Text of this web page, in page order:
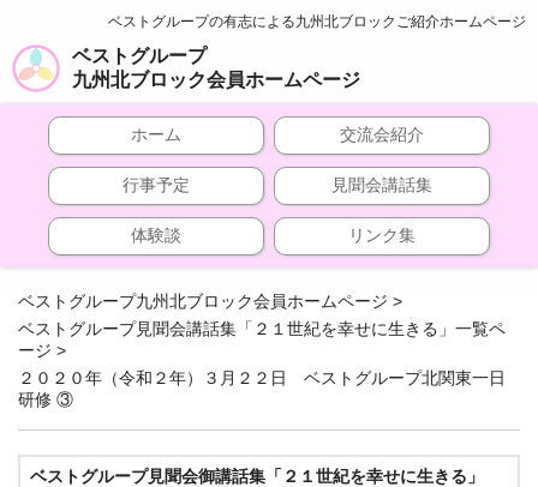
ベストグループの有志による九州北ブロックご紹介ホームページ
ベストグループ
九州北ブロック会員ホームページ
ホーム 交流会紹介
行事予定 見聞会講話集
体験談 リンク集
ベストグループ九州北ブロック会員ホームページ >
ベストグループ見聞会講話集「２１世紀を幸せに生きる」一覧ペ
ージ >
２０２０年（令和２年）３月２２日 ベストグループ北関東一日
研修 ③
ベストグループ見聞会御講話集「２１世紀を幸せに生きる」